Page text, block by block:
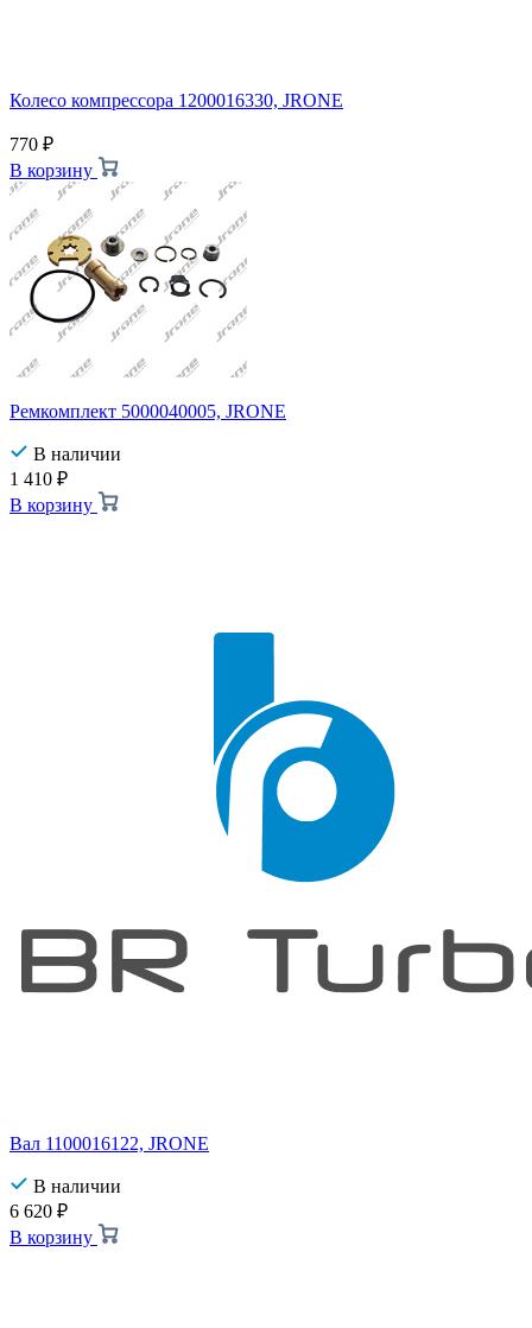
Колесо компрессора 1200016330, JRONE
770 ₽
В корзину
Ремкомплект 5000040005, JRONE
В наличии
1 410 ₽
В корзину
Вал 1100016122, JRONE
В наличии
6 620 ₽
В корзину